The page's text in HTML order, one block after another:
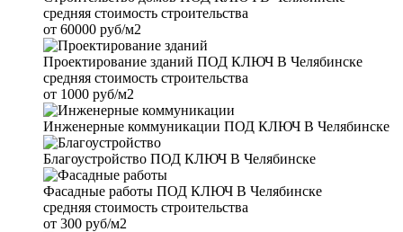
средняя стоимость строительства
от 60000 руб/м2
Проектирование зданий ПОД КЛЮЧ В Челябинске
средняя стоимость строительства
от 1000 руб/м2
Инженерные коммуникации ПОД КЛЮЧ В Челябинске
Благоустройство ПОД КЛЮЧ В Челябинске
Фасадные работы ПОД КЛЮЧ В Челябинске
средняя стоимость строительства
от 300 руб/м2